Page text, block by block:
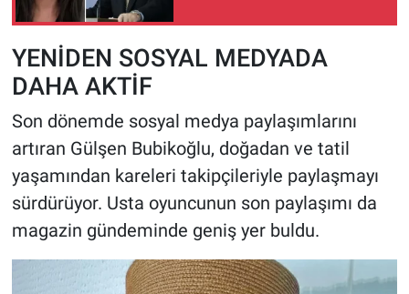
YENİDEN SOSYAL MEDYADA
DAHA AKTİF
Son dönemde sosyal medya paylaşımlarını
artıran Gülşen Bubikoğlu, doğadan ve tatil
yaşamından kareleri takipçileriyle paylaşmayı
sürdürüyor. Usta oyuncunun son paylaşımı da
magazin gündeminde geniş yer buldu.